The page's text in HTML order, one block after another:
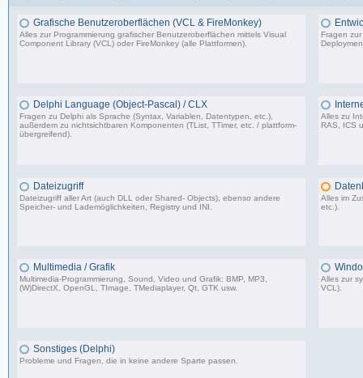
Grafische Benutzeroberflächen (VCL & FireMonkey)
Alles zur Programmierung grafischer Benutzeroberflächen mittels Visual
Component Library (VCL) oder FireMonkey (alle Plattformen).
Fragen
Delphi Language (Object-Pascal) / CLX
Fragen zu Delphi als Sprache (Syntax, Variablen, Datentypen, etc.),
außerdem zu nichtsichtbaren Komponenten (TList, TTimer, etc. / plattform-
übergreifend).
Alles zu
RAS, ICS
Dateizugriff
Dateizugriff aller Art (auch DLL oder Shared- Objects), ebenso andere
Speicher- und Lademöglichkeiten, Registry und INI.
Alles im
etc.).
Multimedia / Grafik
Multimedia-Programmierung, Sound, Video und Grafik: BMP, MP3,
(W)DirectX, OpenGL, TImage, TMediaplayer, Qt, GTK usw.
Alles zur
VCL).
Sonstiges (Delphi)
Probleme und Fragen, die in keine andere Sparte passen.